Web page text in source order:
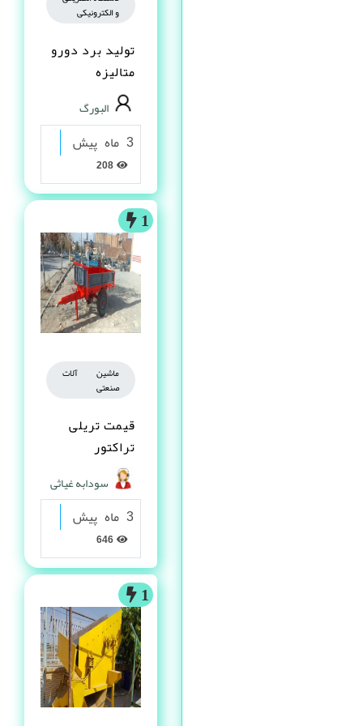
و الکترونیکی
تولید برد دورو
متالیزه
البورگ
3 ماه پیش
1
ماشین آلات
صنعتی
قیمت تریلی
تراکتور
سودابه غیاثی
3 ماه پیش
1